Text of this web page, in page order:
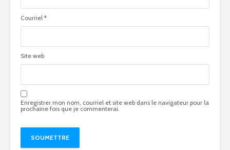
Courriel *
Site web
Enregistrer mon nom, courriel et site web dans le navigateur pour la
prochaine fois que je commenterai.